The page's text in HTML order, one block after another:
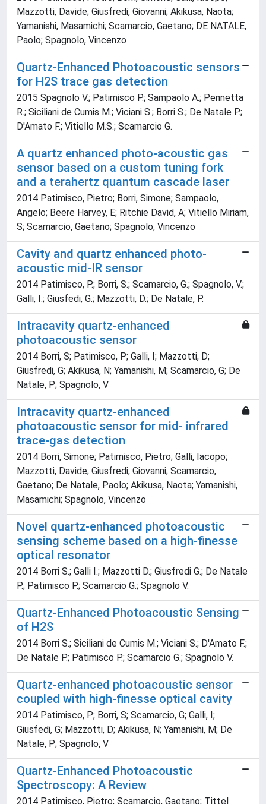
Mazzotti, Davide; Giusfredi, Giovanni; Akikusa, Naota;
Yamanishi, Masamichi; Scamarcio, Gaetano; DE NATALE,
Paolo; Spagnolo, Vincenzo
Quartz-Enhanced Photoacoustic sensors
for H2S trace gas detection
2015 Spagnolo V.; Patimisco P.; Sampaolo A.; Pennetta
R.; Siciliani de Cumis M.; Viciani S.; Borri S.; De Natale P.;
D'Amato F.; Vitiello M.S.; Scamarcio G.
A quartz enhanced photo-acoustic gas
sensor based on a custom tuning fork
and a terahertz quantum cascade laser
2014 Patimisco, Pietro; Borri, Simone; Sampaolo,
Angelo; Beere Harvey, E; Ritchie David, A; Vitiello Miriam,
S; Scamarcio, Gaetano; Spagnolo, Vincenzo
Cavity and quartz enhanced photo-
acoustic mid-IR sensor
2014 Patimisco, P.; Borri, S.; Scamarcio, G.; Spagnolo, V.;
Galli, I.; Giusfedi, G.; Mazzotti, D.; De Natale, P.
Intracavity quartz-enhanced
photoacoustic sensor
2014 Borri, S; Patimisco, P; Galli, I; Mazzotti, D;
Giusfredi, G; Akikusa, N; Yamanishi, M; Scamarcio, G; De
Natale, P; Spagnolo, V
Intracavity quartz-enhanced
photoacoustic sensor for mid- infrared
trace-gas detection
2014 Borri, Simone; Patimisco, Pietro; Galli, Iacopo;
Mazzotti, Davide; Giusfredi, Giovanni; Scamarcio,
Gaetano; De Natale, Paolo; Akikusa, Naota; Yamanishi,
Masamichi; Spagnolo, Vincenzo
Novel quartz-enhanced photoacoustic
sensing scheme based on a high-finesse
optical resonator
2014 Borri S.; Galli I.; Mazzotti D.; Giusfredi G.; De Natale
P.; Patimisco P.; Scamarcio G.; Spagnolo V.
Quartz-Enhanced Photoacoustic Sensing
of H2S
2014 Borri S.; Siciliani de Cumis M.; Viciani S.; D'Amato F.;
De Natale P.; Patimisco P.; Scamarcio G.; Spagnolo V.
Quartz-enhanced photoacoustic sensor
coupled with high-finesse optical cavity
2014 Patimisco, P; Borri, S; Scamarcio, G; Galli, I;
Giusfedi, G; Mazzotti, D; Akikusa, N; Yamanishi, M; De
Natale, P; Spagnolo, V
Quartz-Enhanced Photoacoustic
Spectroscopy: A Review
2014 Patimisco, Pietro; Scamarcio, Gaetano; Tittel